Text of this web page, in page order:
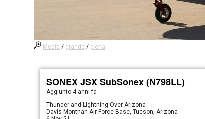
Media / grande / piena
SONEX JSX SubSonex (N798LL)
Aggiunto 4 anni fa
Thunder and Lightning Over Arizona
Davis Monthan Air Force Base, Tucson, Arizona